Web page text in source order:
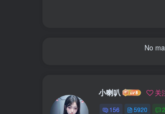
No
小喇叭 关
156 5920